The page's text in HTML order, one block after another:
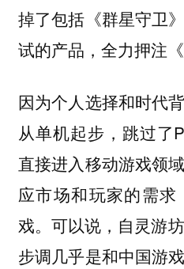
掉了包括《群星守卫
试的产品，全力押注《
因为个人选择和时代
从单机起步，跳过了
直接进入移动游戏领
应市场和玩家的需
戏。可以说，自灵游
步调几乎是和中国游